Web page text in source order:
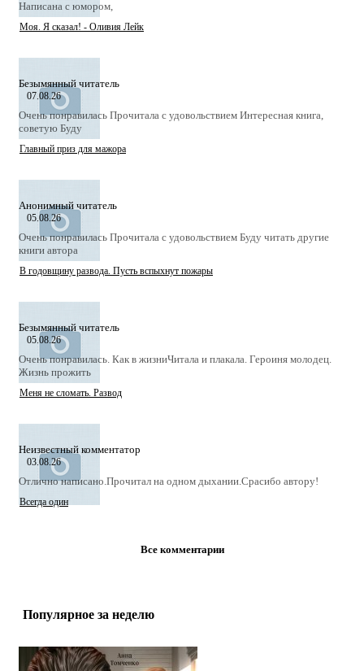
Написана с юмором,
Моя. Я сказал! - Оливия Лейк
Безымянный читатель
07.08.26
Очень понравилась Прочитала с удовольствием Интересная книга,
советую Буду
Главный приз для мажора
Анонимный читатель
05.08.26
Очень понравилась Прочитала с удовольствием Буду читать другие
книги автора
В годовщину развода. Пусть вспыхнут пожары
Безымянный читатель
05.08.26
Очень понравилась. Как в жизниЧитала и плакала. Героиня молодец.
Жизнь прожить
Меня не сломать. Развод
Неизвестный комментатор
03.08.26
Отлично написано.Прочитал на одном дыхании.Срасибо автору!
Всегда один
Все комментарии
Популярное за неделю